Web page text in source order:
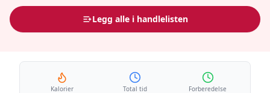
Legg alle i handlelisten
Kalorier Total tid Forberedelse